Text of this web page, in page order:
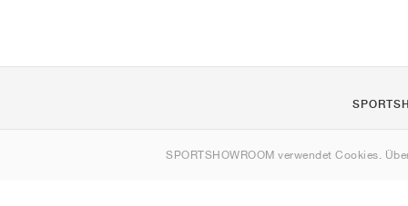
SPORTSHOWROOM verwendet Cookies.
Kontakt